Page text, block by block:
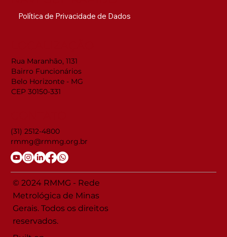
Política de Privacidade de Dados
Rua Maranhão, 1131
Bairro Funcionários
Belo Horizonte - MG
CEP 30150-331
(31) 2512-4800
rmmg@rmmg.org.br
© 2024 RMMG - Rede
Metrológica de Minas
Gerais. Todos os direitos
reservados.